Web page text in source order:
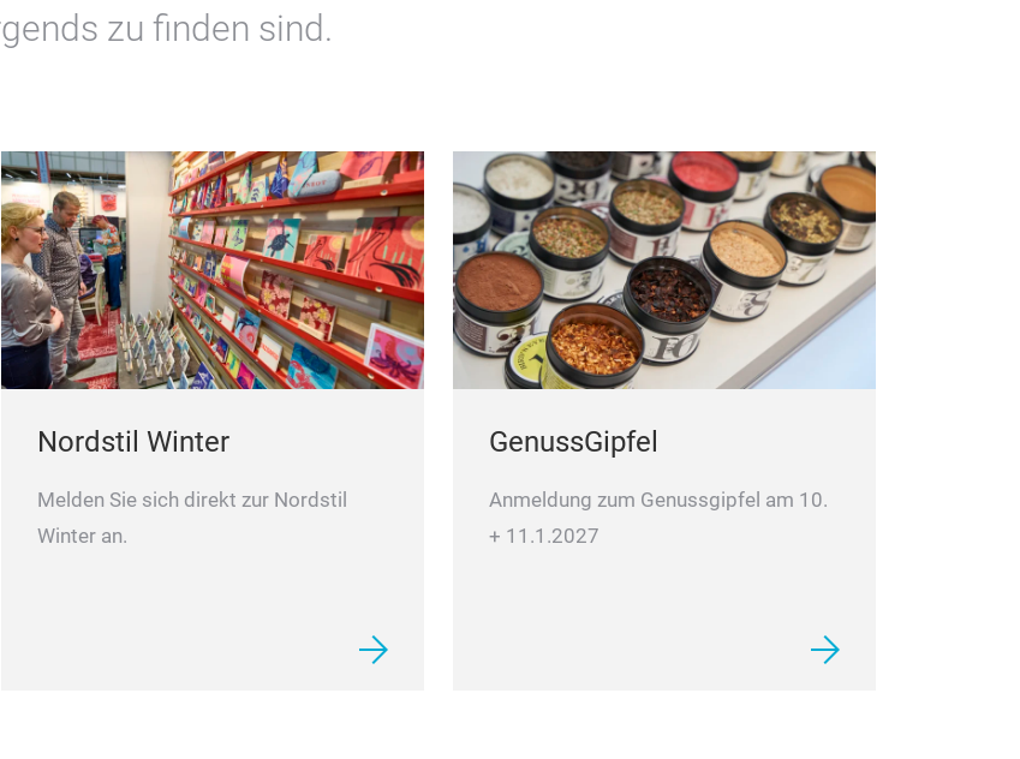
zu finden sind.
Nordstil Winter
Melden Sie sich direkt zur Nordstil
Winter an.
GenussGipfel
Anmeldung zum Genussgipfel am 10.
+ 11.1.2027